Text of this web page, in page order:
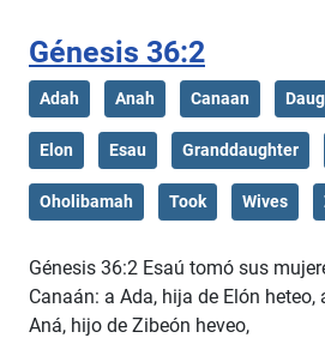
Génesis 36:2
Adah Anah Canaan
Elon Esau Granddaughter
Oholibamah Took Wives
Génesis 36:2 Esaú tomó sus
Canaán: a Ada, hija de Elón
Aná, hijo de Zibeón heveo,